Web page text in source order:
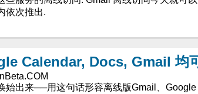
依次推出.
Calendar, Docs, Gmail 均
始出来──用这句话形容离线版Gmail、